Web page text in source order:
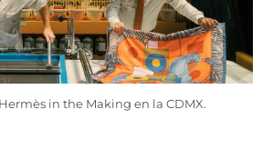
in the Making en la CDMX.